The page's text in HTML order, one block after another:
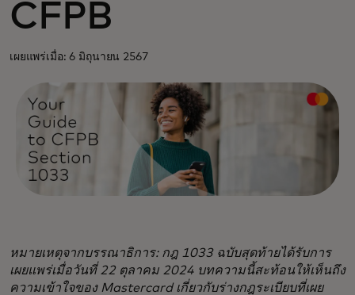
CFPB
เผยแพร่เมื่อ: 6 มิถุนายน 2567
หมายเหตุจากบรรณาธิการ: กฎ 1033 ฉบับสุดท้ายได้รับการ
เผยแพร่เมื่อวันที่ 22 ตุลาคม 2024 บทความนี้สะท้อนให้เห็นถึง
ความเข้าใจของ Mastercard เกี่ยวกับร่างกฎระเบียบที่เผย